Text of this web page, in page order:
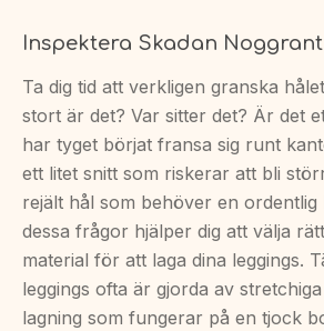
Inspektera Skadan Noggrant
Ta dig tid att verkligen granska
stort är det? Var sitter det? Är det
har tyget börjat fransa sig runt
ett litet snitt som riskerar att bli
rejält hål som behöver en ordentlig
dessa frågor hjälper dig att välja
material för att laga dina leggings.
leggings ofta är gjorda av
lagning som fungerar på en tjock